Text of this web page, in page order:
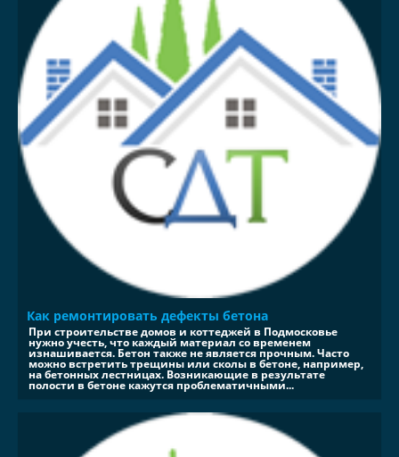
Как ремонтировать дефекты бетона
При строительстве домов и коттеджей в Подмосковье
нужно учесть, что каждый материал со временем
изнашивается. Бетон также не является прочным. Часто
можно встретить трещины или сколы в бетоне, например,
на бетонных лестницах. Возникающие в результате
полости в бетоне кажутся проблематичными...